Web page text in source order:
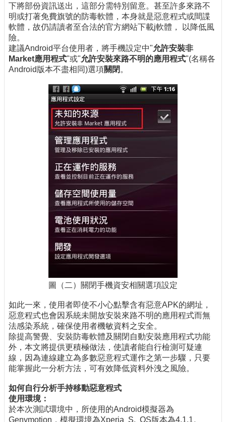
下將部份資訊送出，這部分需特別留意。甚至許多來路不
明或打著免費旗號的防毒軟體，本身就是惡意程式或間諜
軟體，故仍請讀者至合法的官方網站下載j軟體， 以降低風
險。
建議Android平台使用者，將手機設定中"允許安裝非
Market應用程式"或"允許安裝來路不明的應用程式"(名稱各
Android版本不盡相同)選項關閉 。
圖（二）關閉手機資安相關選項設定
如此一來，使用者即使不小心點擊含有惡意APK的網址，
惡意程式也會因系統未開放安裝來路不明的應用程式而無
法感染系統，確保使用者機敏資料之安全。
除提高警覺、安裝防毒軟體及關閉自動安裝應用程式功能
外，本文將提供更積極做法，使讀者能自行檢測可疑連
線，因為連線建立為多數惡意程式運作之第一步驟，只要
能掌握此一分析方法，可有效降低資料外洩之風險。
如何自行分析手持移動惡意程式
使用環境：
於本次測試環境中，所使用的Android模擬器為
Genymotion，模擬環境為Xperia S, OS版本為4.1.1。